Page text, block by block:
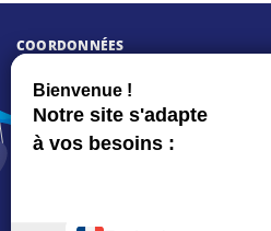
COORDONNÉES
Hôtel de ville
15, rue Charles-Duflos
01 41 19 83 00